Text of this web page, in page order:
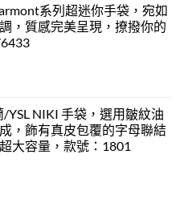
系列超迷你手袋，宛如
，質感完美呈現，撩撥你的
/YSL NIKI 手袋，選用皺紋油
，飾有真皮包覆的字母聯結
大容量，款號：1801